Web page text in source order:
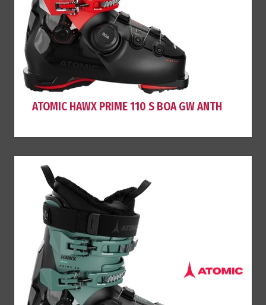
ATOMIC HAWX PRIME 110 S BOA GW ANTH